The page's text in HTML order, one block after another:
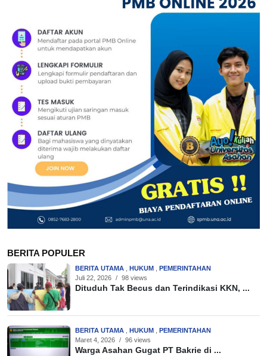
BERITA POPULER
BERITA UTAMA HUKUM
PEMERINTAHAN
Juli 22, 2026 / 98 views
Dituduh Tak Becus dan Terindikasi KKN, ...
BERITA UTAMA HUKUM
PEMERINTAHAN
Maret 4, 2026 / 96 views
Warga Asahan Gugat PT Bakrie di ...